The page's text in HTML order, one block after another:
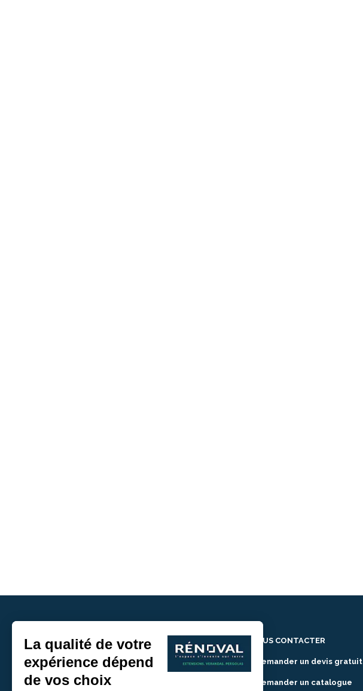
NOUS CONTACTER
> Demander un devis gratuit
> Demander un catalogue